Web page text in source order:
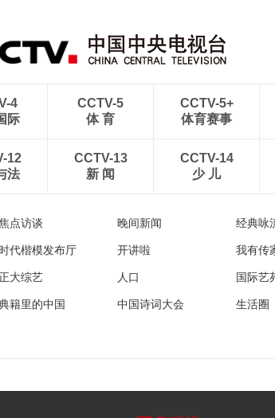
4
际
CCTV-5
体 育
CCTV-5+
体育赛事
12
法
CCTV-13
新 闻
CCTV-14
少 儿
点访谈 晚间新闻 经典咏
时代楷模发布厅 开讲啦 我有传
大综艺 人口 国际艺
籍里的中国 中国诗词大会 生活圈